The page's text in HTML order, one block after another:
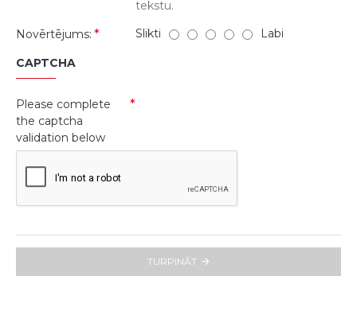
tekstu.
Novērtējums:
Slikti Labi
CAPTCHA
Please complete
the captcha
validation below
TURPINĀT